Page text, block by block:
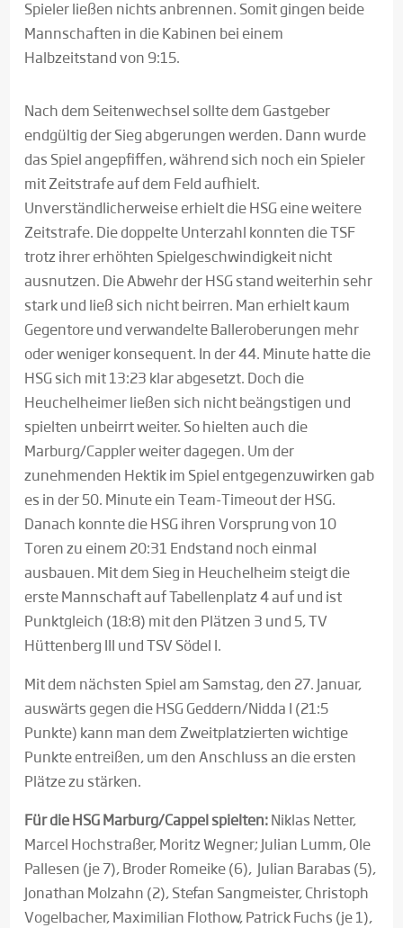
Spieler ließen nichts anbrennen. Somit gingen beide
Mannschaften in die Kabinen bei einem
Halbzeitstand von 9:15.
Nach dem Seitenwechsel sollte dem Gastgeber
endgültig der Sieg abgerungen werden. Dann wurde
das Spiel angepfiffen, während sich noch ein Spieler
mit Zeitstrafe auf dem Feld aufhielt.
Unverständlicherweise erhielt die HSG eine weitere
Zeitstrafe. Die doppelte Unterzahl konnten die TSF
trotz ihrer erhöhten Spielgeschwindigkeit nicht
ausnutzen. Die Abwehr der HSG stand weiterhin sehr
stark und ließ sich nicht beirren. Man erhielt kaum
Gegentore und verwandelte Balleroberungen mehr
oder weniger konsequent. In der 44. Minute hatte die
HSG sich mit 13:23 klar abgesetzt. Doch die
Heuchelheimer ließen sich nicht beängstigen und
spielten unbeirrt weiter. So hielten auch die
Marburg/Cappler weiter dagegen. Um der
zunehmenden Hektik im Spiel entgegenzuwirken gab
es in der 50. Minute ein Team-Timeout der HSG.
Danach konnte die HSG ihren Vorsprung von 10
Toren zu einem 20:31 Endstand noch einmal
ausbauen. Mit dem Sieg in Heuchelheim steigt die
erste Mannschaft auf Tabellenplatz 4 auf und ist
Punktgleich (18:8) mit den Plätzen 3 und 5, TV
Hüttenberg III und TSV Södel I.
Mit dem nächsten Spiel am Samstag, den 27. Januar,
auswärts gegen die HSG Geddern/Nidda I (21:5
Punkte) kann man dem Zweitplatzierten wichtige
Punkte entreißen, um den Anschluss an die ersten
Plätze zu stärken.
Für die HSG Marburg/Cappel spielten:Niklas Netter,
Marcel Hochstraßer, Moritz Wegner; Julian Lumm, Ole
Pallesen (je 7), Broder Romeike (6), Julian Barabas (5),
Jonathan Molzahn (2), Stefan Sangmeister, Christoph
Vogelbacher, Maximilian Flothow, Patrick Fuchs (je 1),